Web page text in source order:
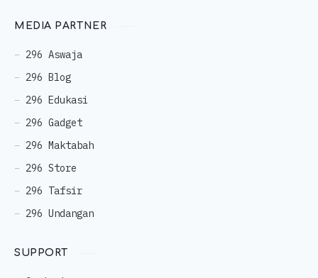
MEDIA PARTNER
296 Aswaja
296 Blog
296 Edukasi
296 Gadget
296 Maktabah
296 Store
296 Tafsir
296 Undangan
SUPPORT